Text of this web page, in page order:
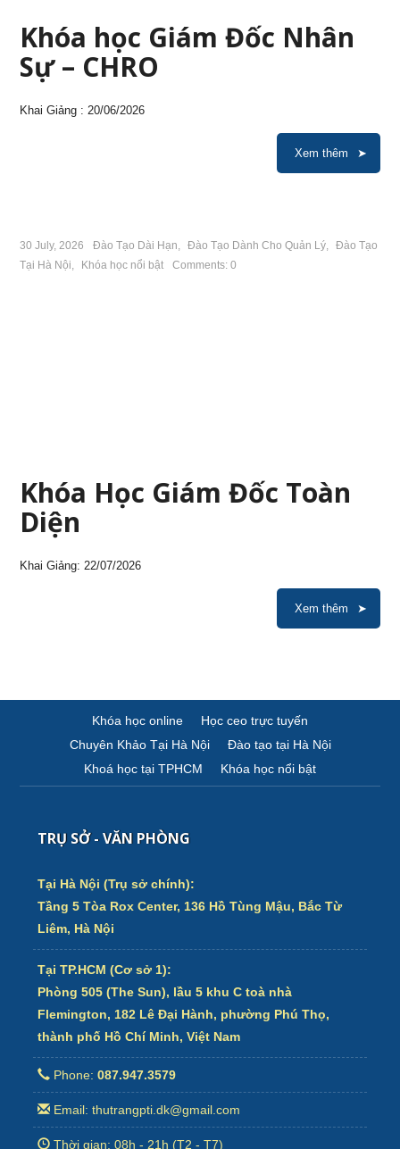
Khóa học Giám Đốc Nhân
Sự – CHRO
Khai Giảng : 20/06/2026
Xem thêm
30 July, 2026 Đào Tạo Dài Hạn, Đào Tạo Dành Cho Quản Lý,
Đào Tạo
Tại Hà Nội, Khóa học nổi bật Comments: 0
Khóa Học Giám Đốc Toàn
Diện
Khai Giảng: 22/07/2026
Xem thêm
Khóa học online
Học ceo trực tuyến
Chuyên Khảo Tại Hà Nội
Đào tạo tại Hà Nội
Khoá học tại TPHCM
Khóa học nổi bật
TRỤ SỞ - VĂN PHÒNG
Tại Hà Nội (Trụ sở chính):
Tầng 5 Tòa Rox Center, 136 Hồ Tùng Mậu, Bắc Từ
Liêm, Hà Nội
Tại TP.HCM (Cơ sở 1):
Phòng 505 (The Sun), lầu 5 khu C toà nhà
Flemington, 182 Lê Đại Hành, phường Phú Thọ,
thành phố Hồ Chí Minh, Việt Nam
Phone:087.947.3579
Email: thutrangpti.dk@gmail.com
Thời gian: 08h - 21h (T2 - T7)